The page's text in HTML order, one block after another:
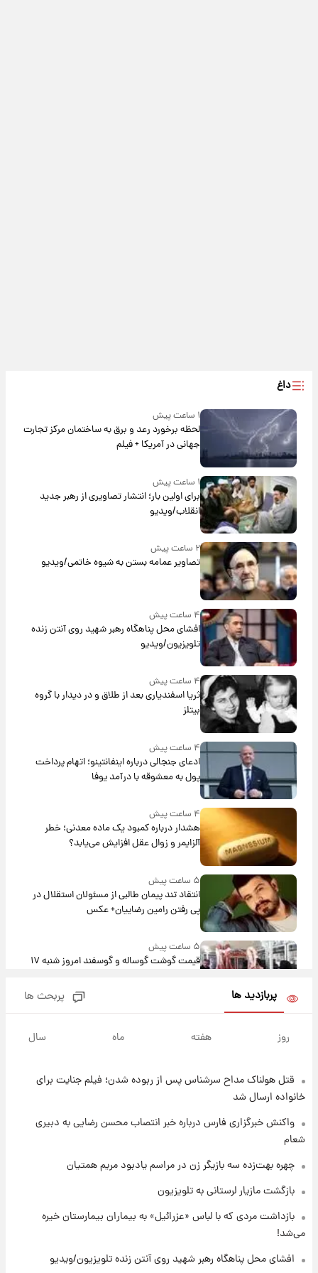
داغ
۱ ساعت پیش
لحظه برخورد رعد و برق به ساختمان مرکز تجارت
جهانی در آمریکا + فیلم
۱ ساعت پیش
برای اولین بار؛ انتشار تصاویری از رهبر جدید
انقلاب/ویدیو
۲ ساعت پیش
تصاویر عمامه بستن به شیوه خاتمی/ویدیو
۴ ساعت پیش
افشای محل پناهگاه‌ رهبر شهید روی آنتن زنده
تلویزیون/ویدیو
۴ ساعت پیش
ثریا اسفندیاری بعد از طلاق و در دیدار با گروه
بیتلز
۴ ساعت پیش
ادعای جنجالی درباره اینفانتینو؛ اتهام پرداخت
پول به معشوقه با درآمد یوفا
۴ ساعت پیش
هشدار درباره کمبود یک ماده معدنی؛ خطر
آلزایمر و زوال عقل افزایش می‌یابد؟
۵ ساعت پیش
انتقاد تند پیمان طالبی از مسئولان استقلال در
پی رفتن رامین رضاییان+ عکس
۵ ساعت پیش
قیمت گوشت گوساله و گوسفند امروز شنبه ۱۷
شوید+ فیلم
۶ ساعت پیش
قیمت محصولات ایران‌خودرو و سایپا امروز شنبه
۱۷ مرداد ۱۴۰۵
۲۰ ساعت پیش
پربازدید ها پربحث ها
روز هفته ماه سال
قتل هولناک مداح سرشناس پس از ربوده شدن؛ فیلم جنایت برای
خانواده ارسال شد
واکنش خبرگزاری فارس درباره خبر انتصاب محسن رضایی به دبیری
شعام
چهره بهت‌زده سه بازیگر زن در مراسم یادبود مریم همتیان
بازگشت مازیار لرستانی به تلویزیون
بازداشت مردی که با لباس «عزرائیل» به بیماران بیمارستان خیره
می‌شد!
افشای محل پناهگاه‌ رهبر شهید روی آنتن زنده تلویزیون/ویدیو